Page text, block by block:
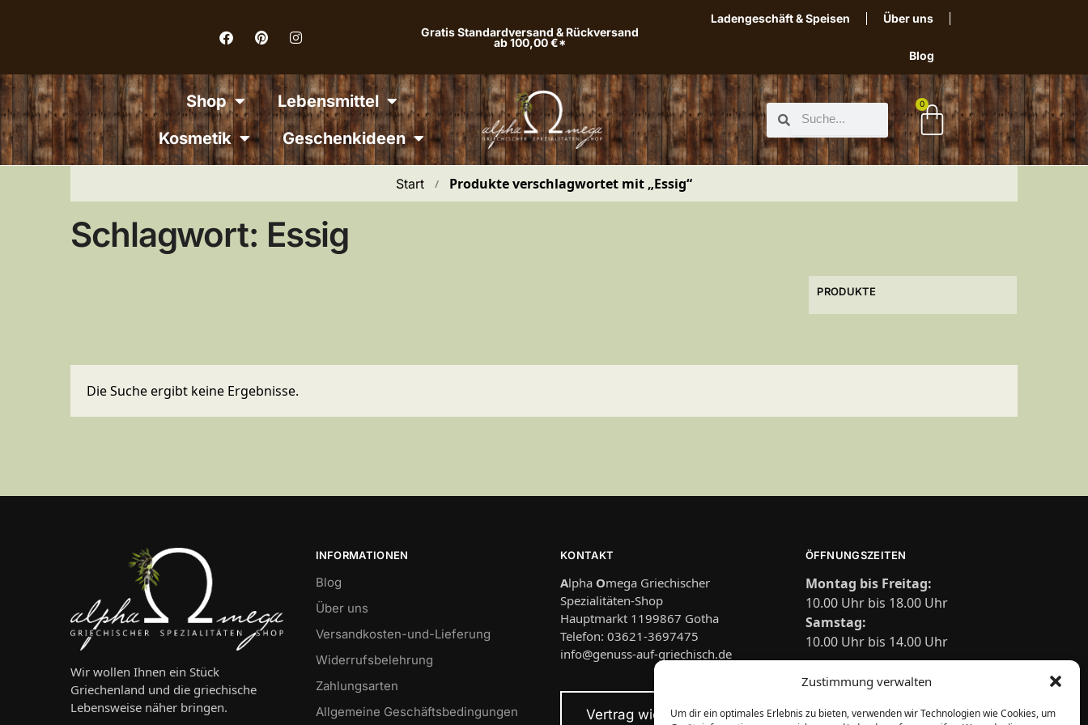
Zustimmung verwalten
Um dir ein optimales Erlebnis zu bieten, verwenden wir Technologien wie Cookies, um
Gratis Standardversand & Rückversand
ab 100,00 €*
Ladengeschäft & Speisen Über uns
Blog
Shop
Lebensmittel
Kosmetik
Geschenkideen
0
Start / Produkte verschlagwortet mit „Essig“
Schlagwort: Essig
PRODUKTE
Die Suche ergibt keine Ergebnisse.
Wir wollen Ihnen ein Stück
Griechenland und die griechische
Lebensweise näher bringen.
INFORMATIONEN
Blog
Über uns
Versandkosten-und-Lieferung
Widerrufsbelehrung
Zahlungsarten
Allgemeine Geschäftsbedingungen
KONTAKT
Alpha Omega Griechischer
Spezialitäten-Shop
Hauptmarkt 1199867 Gotha
Telefon: 03621-3697475
info@genuss-auf-griechisch.de
Vertrag widerrufen
ÖFFNUNGSZEITEN
Montag bis Freitag:
10.00 Uhr bis 18.00 Uhr
Samstag:
10.00 Uhr bis 14.00 Uhr